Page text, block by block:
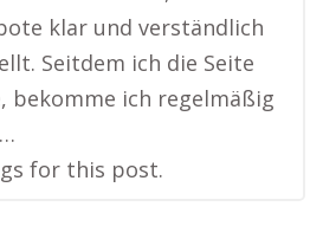
klar und verständlich
Seitdem ich die Seite
bekomme ich regelmäßig
for this post.